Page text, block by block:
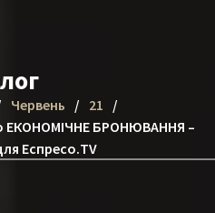
Червень
21
ЕКОНОМІЧНЕ БРОНЮВАННЯ –
Еспресо.TV